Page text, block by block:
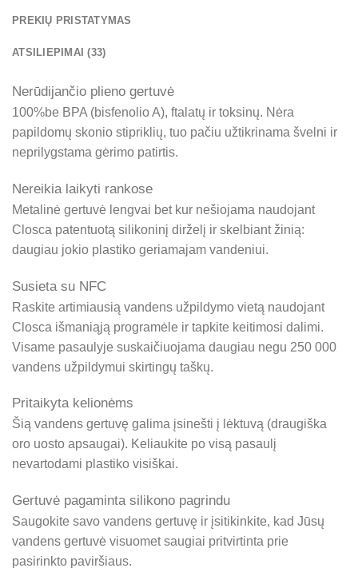
PREKIŲ PRISTATYMAS
ATSILIEPIMAI (33)
Nerūdijančio plieno gertuvė
100%be BPA (bisfenolio A), ftalatų ir toksinų. Nėra
papildomų skonio stipriklių, tuo pačiu užtikrinama švelni ir
neprilygstama gėrimo patirtis.
Nereikia laikyti rankose
Metalinė gertuvė lengvai bet kur nešiojama naudojant
Closca patentuotą silikoninį dirželį ir skelbiant žinią:
daugiau jokio plastiko geriamajam vandeniui.
Susieta su NFC
Raskite artimiausią vandens užpildymo vietą naudojant
Closca išmaniąją programėle ir tapkite keitimosi dalimi.
Visame pasaulyje suskaičiuojama daugiau negu 250 000
vandens užpildymui skirtingų taškų.
Pritaikyta kelionėms
Šią vandens gertuvę galima įsinešti į lėktuvą (draugiška
oro uosto apsaugai). Keliaukite po visą pasaulį
nevartodami plastiko visiškai.
Gertuvė pagaminta silikono pagrindu
Saugokite savo vandens gertuvę ir įsitikinkite, kad Jūsų
vandens gertuvė visuomet saugiai pritvirtinta prie
pasirinkto paviršiaus.